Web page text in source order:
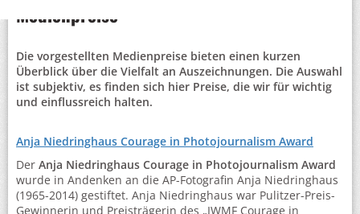
Medienpreise
Die vorgestellten Medienpreise bieten einen kurzen
Überblick über die Vielfalt an Auszeichnungen. Die Auswahl
ist subjektiv, es finden sich hier Preise, die wir für wichtig
und einflussreich halten.
Anja Niedringhaus Courage in Photojournalism Award
Der Anja Niedringhaus Courage in Photojournalism Award
wurde in Andenken an die AP-Fotografin Anja Niedringhaus
(1965-2014) gestiftet. Anja Niedringhaus war Pulitzer-Preis-
Gewinnerin und Preisträgerin des „IWMF Courage in